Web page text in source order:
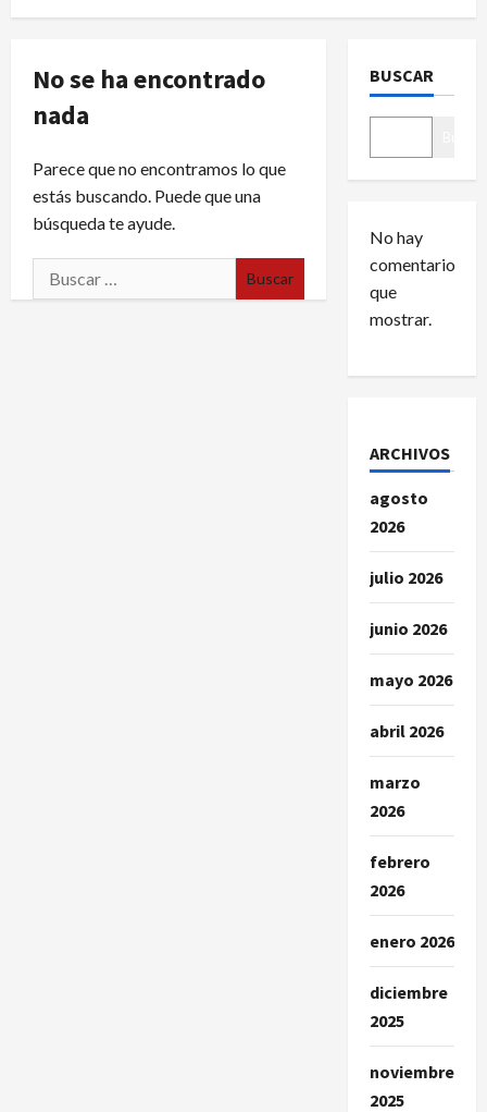
No se ha encontrado
nada
Parece que no encontramos lo que
estás buscando. Puede que una
búsqueda te ayude.
Buscar:
BUSCAR
No hay
comentarios
que
mostrar.
ARCHIVOS
agosto
2026
julio 2026
junio 2026
mayo 2026
abril 2026
marzo
2026
febrero
2026
enero 2026
diciembre
2025
noviembre
2025